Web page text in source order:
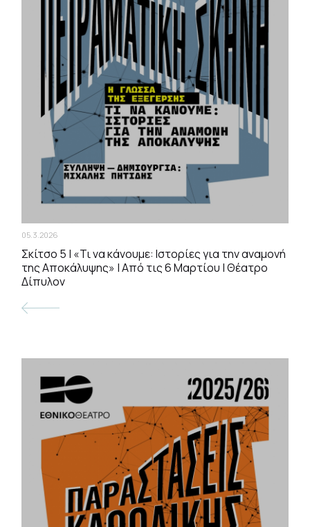
05.3.2026
Σκίτσο 5 | «Τι να κάνουμε: Ιστορίες για την αναμονή
της Αποκάλυψης» | Από τις 6 Μαρτίου | Θέατρο
Δίπυλον